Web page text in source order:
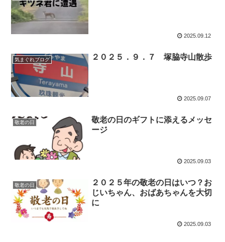
2025.09.12
気まぐれブログ ２０２５．９．７ 塚脇寺山散歩
2025.09.07
敬老の日
敬老の日のギフトに添えるメッセ
ージ
2025.09.03
敬老の日
２０２５年の敬老の日はいつ？お
じいちゃん、おばあちゃんを大切
に
2025.09.03